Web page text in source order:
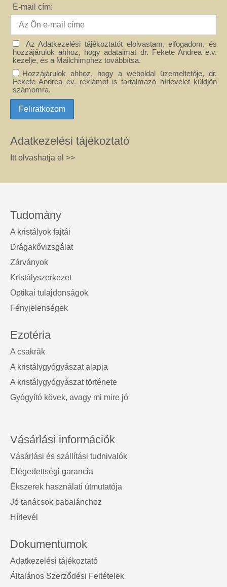
E-mail cím:
Az Adatkezelési tájékoztatót elolvastam, elfogadom, és
hozzájárulok ahhoz, hogy adataimat dr. Fekete Andrea e.v.
kezelje, és a Mailchimphez továbbítsa.
Hozzájárulok ahhoz, hogy a weboldal üzemeltetője, dr.
Fekete Andrea ev. reklámot is tartalmazó hírlevelet küldjön
számomra.
Adatkezelési tájékoztató
Itt olvashatja el >>
Tudomány
A kristályok fajtái
Drágakővizsgálat
Zárványok
Kristályszerkezet
Optikai tulajdonságok
Fényjelenségek
Ezotéria
A csakrák
A kristálygyógyászat alapja
A kristálygyógyászat története
Gyógyító kövek, avagy mi mire jó
Vásárlási információk
Vásárlási és szállítási tudnivalók
Elégedettségi garancia
Ékszerek használati útmutatója
Jó tanácsok babalánchoz
Hírlevél
Dokumentumok
Adatkezelési tájékoztató
Általános Szerződési Feltételek